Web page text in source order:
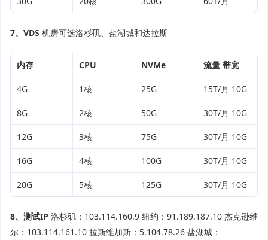
7、VDS 机房可选洛杉矶、盐湖城和达拉斯
内存 CPU NVMe 流量 带宽
4G 1核 25G 15T/月 10G
8G 2核 50G 30T/月 10G
12G 3核 75G 30T/月 10G
16G 4核 100G 30T/月 10G
20G 5核 125G 30T/月 10G
8、测试IP 洛杉矶：103.114.160.9 纽约：91.189.187.10 杰克逊维
尔：103.114.161.10 拉斯维加斯：5.104.78.26 盐湖城：